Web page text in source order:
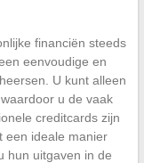
financiën steeds
eenvoudige en
U kunt alleen
u de vaak
creditcards zijn
een ideale manier
hun uitgaven in de